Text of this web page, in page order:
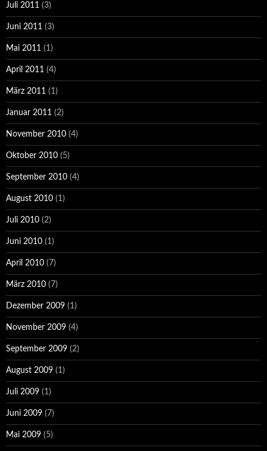
Juli 2011 (3)
Juni 2011 (3)
Mai 2011 (1)
April 2011 (4)
März 2011 (1)
Januar 2011 (2)
November 2010 (4)
Oktober 2010 (5)
September 2010 (4)
August 2010 (1)
Juli 2010 (2)
Juni 2010 (1)
April 2010 (7)
März 2010 (7)
Dezember 2009 (1)
November 2009 (4)
September 2009 (2)
August 2009 (1)
Juli 2009 (1)
Juni 2009 (7)
Mai 2009 (5)